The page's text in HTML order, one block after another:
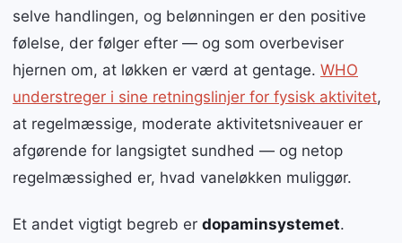
selve handlingen, og belønningen er den positive
følelse, der følger efter — og som overbeviser
hjernen om, at løkken er værd at gentage. WHO
understreger i sine retningslinjer for fysisk aktivitet,
at regelmæssige, moderate aktivitetsniveauer er
afgørende for langsigtet sundhed — og netop
regelmæssighed er, hvad vaneløkken muliggør.
Et andet vigtigt begreb er dopaminsystemet.